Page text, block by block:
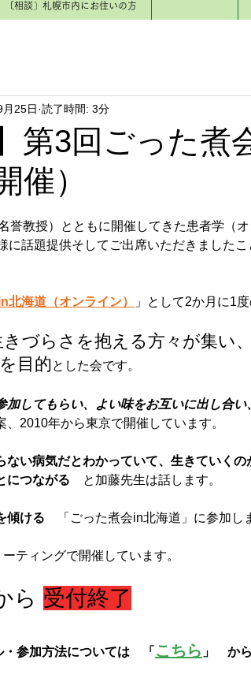
〔相談〕​札幌市内にお住いの方
第3回ごった煮
催）
25日 読了時間: 3分
誉教授）とともに開催してきた患者学（
に話題提供そしてご出席いただきました
北海道（オンライン） 」として2か月に1度
づらさを抱える方々が集い、
目的とした会です。
してもらい、よい味をお互いに出し合い
2010年から東京で開催しています。
ない病気だとわかっていて、生きていくの
につながる
と加藤先生は話します。
傾ける 「ごった煮会in北海道」に参加し
ティングで開催しています。
ら 受付終了
参加方法については　「 こちら 」　から